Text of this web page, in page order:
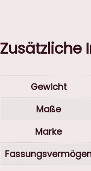
Zusätzliche
Gewicht
Maße
Marke